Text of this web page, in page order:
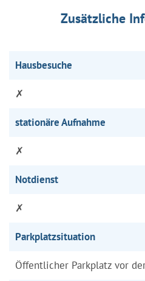
Zusätzliche
Hausbesuche
✗
stationäre Aufnahme
✗
Notdienst
✗
Parkplatzsituation
Öffentlicher Parkplatz vor